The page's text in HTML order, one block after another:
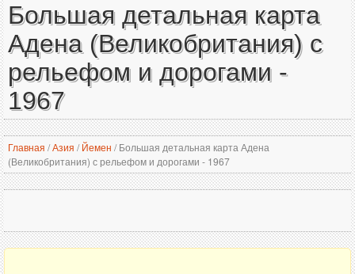
Большая детальная карта
Адена (Великобритания) с
рельефом и дорогами -
1967
Главная /Азия / Йемен /Большая детальная карта Адена
(Великобритания) с рельефом и дорогами - 1967